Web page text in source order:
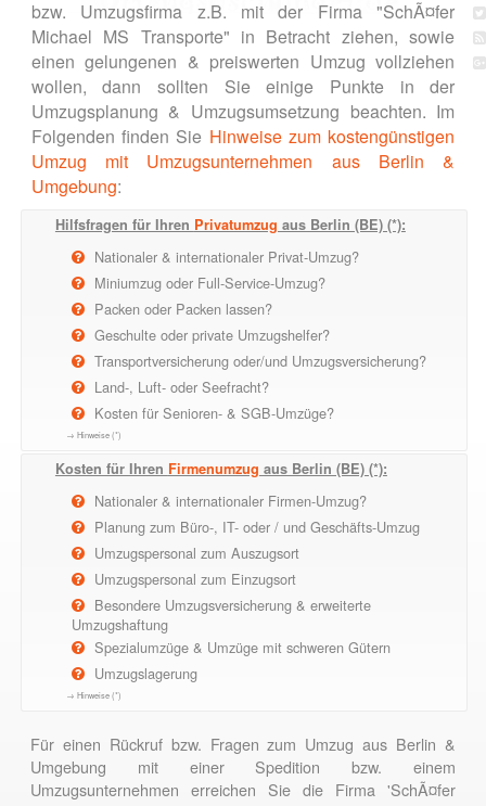
bzw. Umzugsfirma z.B. mit der Firma "SchÃ¤fer
Michael MS Transporte" in Betracht ziehen, sowie
einen gelungenen & preiswerten Umzug vollziehen
wollen, dann sollten Sie einige Punkte in der
Umzugsplanung & Umzugsumsetzung beachten. Im
Folgenden finden Sie Hinweise zum kostengünstigen
Umzug mit Umzugsunternehmen aus Berlin &
Umgebung:
Hilfsfragen für Ihren Privatumzug aus Berlin (BE) (*):
Nationaler & internationaler Privat-Umzug?
Miniumzug oder Full-Service-Umzug?
Packen oder Packen lassen?
Geschulte oder private Umzugshelfer?
Transportversicherung oder/und Umzugsversicherung?
Land-, Luft- oder Seefracht?
Kosten für Senioren- & SGB-Umzüge?
→ Hinweise (*)
Kosten für Ihren Firmenumzug aus Berlin (BE) (*):
Nationaler & internationaler Firmen-Umzug?
Planung zum Büro-, IT- oder / und Geschäfts-Umzug
Umzugspersonal zum Auszugsort
Umzugspersonal zum Einzugsort
Besondere Umzugsversicherung & erweiterte
Umzugshaftung
Spezialumzüge & Umzüge mit schweren Gütern
Umzugslagerung
→ Hinweise (*)
Für einen Rückruf bzw. Fragen zum Umzug aus Berlin &
Umgebung mit einer Spedition bzw. einem
Umzugsunternehmen erreichen Sie die Firma 'SchÃ¤fer